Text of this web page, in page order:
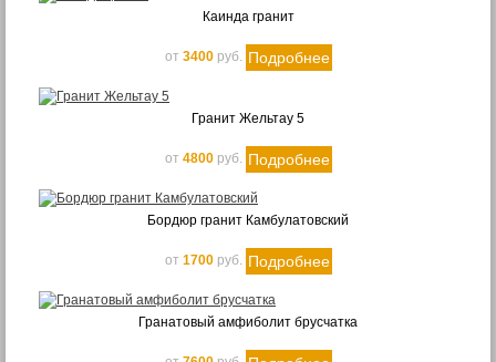
Каинда гранит
от 3400руб. Подробнее
Гранит Жельтау 5
от 4800руб. Подробнее
Бордюр гранит Камбулатовский
от 1700руб. Подробнее
Гранатовый амфиболит брусчатка
100 мм
600 мм
100 мм